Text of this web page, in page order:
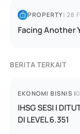
PROPERTY|28
Facing Another
BERITA TERKAIT
EKONOMI BISNIS |
IHSG SESI I
DI LEVEL 6.351